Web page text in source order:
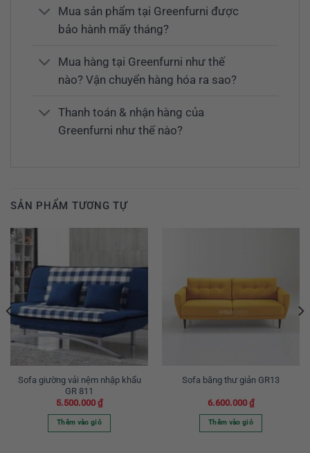
Mua sản phẩm tại Greenfurni được
bảo hành mấy tháng?
Mua hàng tại Greenfurni như thế
nào? Vận chuyển hàng hóa ra sao?
Thanh toán & nhận hàng của
Greenfurni như thế nào?
SẢN PHẨM TƯƠNG TỰ
Sofa giường vải nệm nhập khẩu
GR 811
5.500.000 ₫
Thêm vào giỏ
Sofa băng thư giản GR13
6.600.000 ₫
Thêm vào giỏ